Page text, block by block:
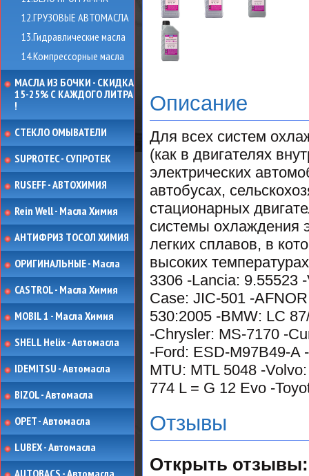
12.ГРУЗОВЫЕ АВТОМАСЛА
13.Гидравлические масла
14.Компрессорные масла
МАСЛА ИЗ БОЧКИ - СКИДКА
15-25% С КАЖДОГО ЛИТРА
!
СТЕКЛО ОМЫВАТЕЛИ
SUPROTEC - СУПРОТЕК
RUSEFF - АВТОХИМИЯ
Rein Well - Масла Химия
АНТИФРИЗ ТОСОЛ ХИМИЯ
ОРИГИНАЛЬНЫЕ - Масла
CASTROL - Масла Химия
MOBIL 1 - Масла Химия
SHELL Helix - Автомасла
IDEMITSU - Автомасла
BIZOL - Автомасла
OPET - Автомасла
LUBEX - Автомасла
AUTOBACS - Автомасла
Описание
Для всех систем
(как в двигателях
электрических
автобусах,
стационарных
системы охлаждения
легких сплавов, в
высоких
3306 -Lancia: 9.55523
Case: JIC-501 -
530:2005 -BMW: LC
-Chrysler: MS-7170 -
-Ford: ESD-M97B49-A
MTU: MTL 5048 -
774 L = G 12 Evo -
Отзывы
Открыть